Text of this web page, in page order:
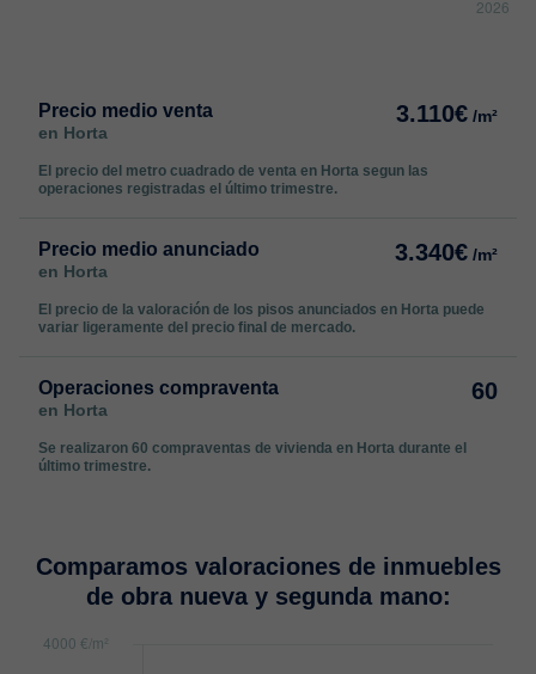
Precio medio venta
en Horta
3.110€ /m²
El precio del metro cuadrado de venta en Horta segun las
operaciones registradas el último trimestre.
Precio medio anunciado
en Horta
3.340€ /m²
El precio de la valoración de los pisos anunciados en Horta puede
variar ligeramente del precio final de mercado.
Operaciones compraventa
en Horta
60
Se realizaron 60 compraventas de vivienda en Horta durante el
último trimestre.
Comparamos valoraciones de inmuebles
de obra nueva y segunda mano: